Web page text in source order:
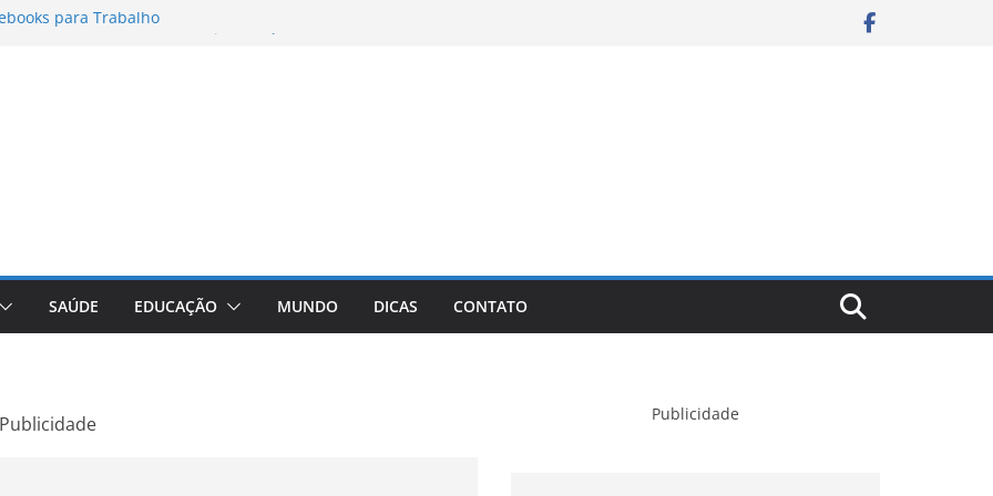
para Trabalho
A Comprehensive Review of the
Loss Pill
SAÚDE EDUCAÇÃO MUNDO DICAS CONTATO
Publicidade Publicidade